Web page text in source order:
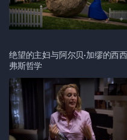
绝望的主妇与阿尔贝·加缪的西西
弗斯哲学